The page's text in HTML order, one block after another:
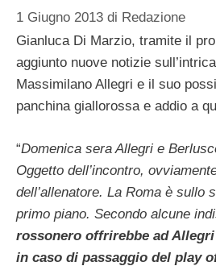
1 Giugno 2013 di Redazione
Gianluca Di Marzio, tramite il
aggiunto nuove notizie
Massimilano Allegri e il suo
panchina giallorossa e addio a
“Domenica sera Allegri e
Oggetto dell’incontro,
dell’allenatore. La Roma è sullo
primo piano. Secondo alcune
rossonero offrirebbe ad
in caso di passaggio del play